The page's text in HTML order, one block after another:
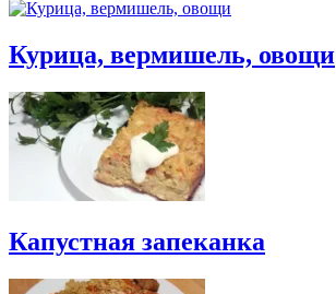
Курица, вермишель, овощи
Капустная запеканка